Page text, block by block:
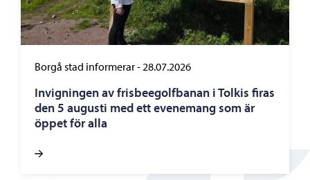
Borgå stad informerar- 28.07.2026
Invigningen av frisbeegolfbanan i Tolkis firas
den 5 augusti med ett evenemang som är
öppet för alla